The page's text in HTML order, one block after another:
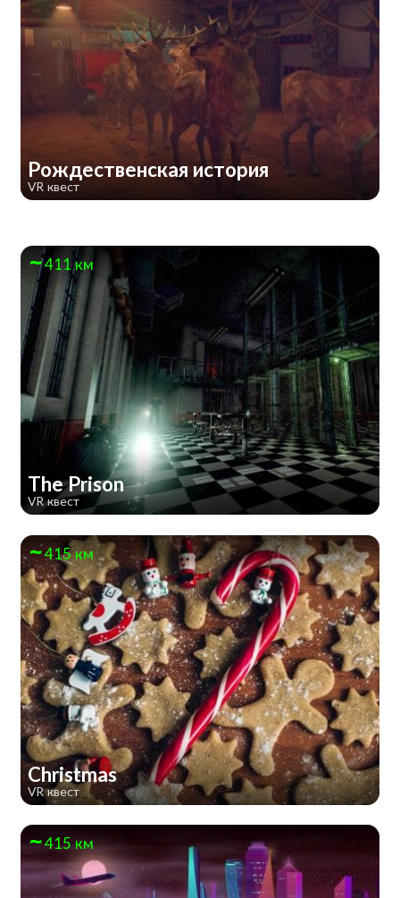
Рождественская история
VR квест
411 км
The Prison
VR квест
415 км
Christmas
VR квест
415 км